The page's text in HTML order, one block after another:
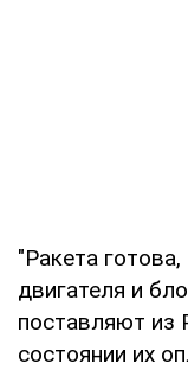
"Ракета
двигателя и
поставляют
состоянии их